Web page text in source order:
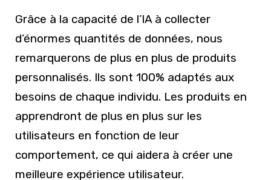
Grâce à la capacité de l’IA à collecter
d’énormes quantités de données, nous
remarquerons de plus en plus de produits
personnalisés. Ils sont 100% adaptés aux
besoins de chaque individu. Les produits en
apprendront de plus en plus sur les
utilisateurs en fonction de leur
comportement, ce qui aidera à créer une
meilleure expérience utilisateur.